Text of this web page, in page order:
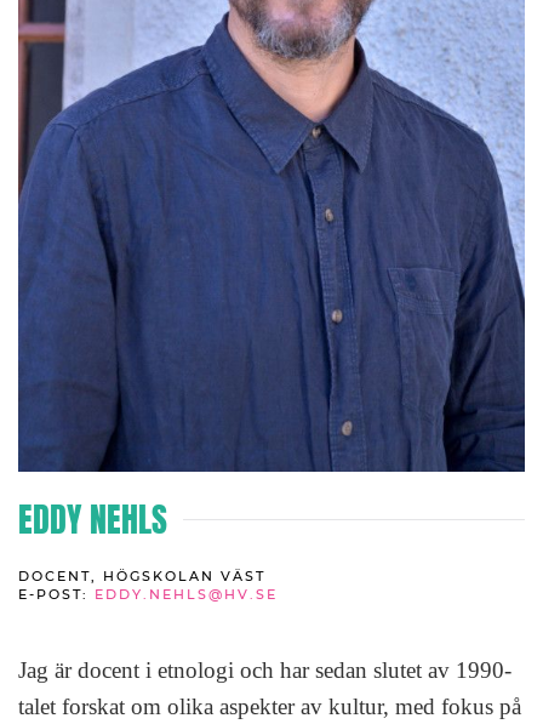
EDDY NEHLS
DOCENT, HÖGSKOLAN VÄST
E-POST: EDDY.NEHLS@HV.SE
Jag är docent i etnologi och har sedan slutet av 1990-
talet forskat om olika aspekter av kultur, med fokus på